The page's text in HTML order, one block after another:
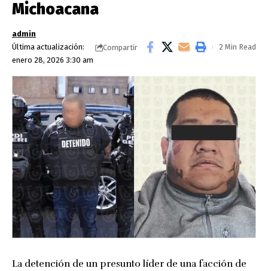
Michoacana
Última actualización:
enero 28, 2026 3:30 am
admin
Compartir
2 Min Read
La detención de un presunto líder de una facción de